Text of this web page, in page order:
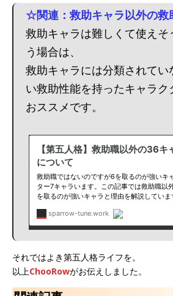
☆関連：救助キャラ以外の救
救助キャラは難しくて使え
う場合は、
救助キャラには分類されてい
い救助性能を持ったキャラ
おススメです。
それではよき第五人格ライフを。
以上ChooRowがお伝えしました。